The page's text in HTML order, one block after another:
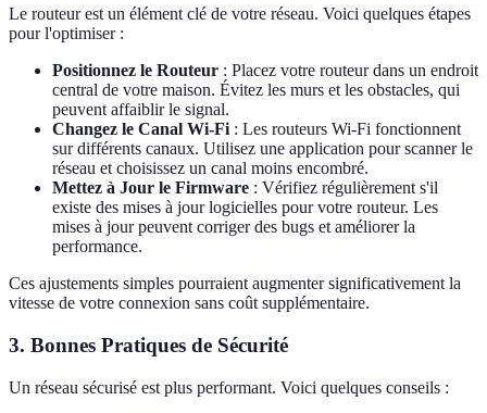
Le routeur est un élément clé de votre réseau. Voici quelques étapes
pour l'optimiser :
Positionnez le Routeur : Placez votre routeur dans un endroit
central de votre maison. Évitez les murs et les obstacles, qui
peuvent affaiblir le signal.
Changez le Canal Wi-Fi : Les routeurs Wi-Fi fonctionnent
sur différents canaux. Utilisez une application pour scanner le
réseau et choisissez un canal moins encombré.
Mettez à Jour le Firmware : Vérifiez régulièrement s'il
existe des mises à jour logicielles pour votre routeur. Les
mises à jour peuvent corriger des bugs et améliorer la
performance.
Ces ajustements simples pourraient augmenter significativement la
vitesse de votre connexion sans coût supplémentaire.
3. Bonnes Pratiques de Sécurité
Un réseau sécurisé est plus performant. Voici quelques conseils :